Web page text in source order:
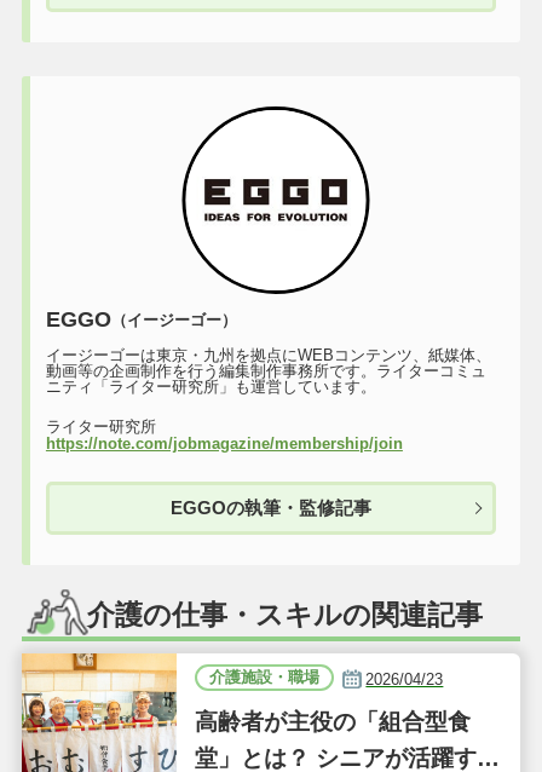
EGGO（イージーゴー）
イージーゴーは東京・九州を拠点にWEBコンテンツ、紙媒体、
動画等の企画制作を行う編集制作事務所です。ライターコミュ
ニティ「ライター研究所」も運営しています。
ライター研究所
https://note.com/jobmagazine/membership/join
EGGOの執筆・監修記事
介護の仕事・スキルの関連記事
介護施設・職場 2026/04/23
高齢者が主役の「組合型食
堂」とは？ シニアが活躍する